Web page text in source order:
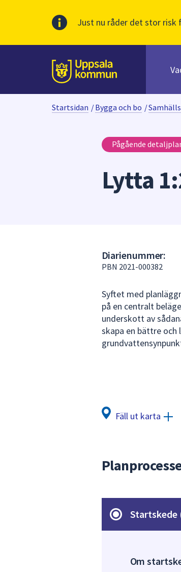
Just nu råder det stor risk
Till sidans
huvudinnehåll
innehåll
När
börjar
skriva
sökfältet
kommer
Använd
att
navigera
mellan
och
av
Startsidan /Bygga och bo /
Pågående
Lytta
Diarienummer:
PBN 2021-000382
Syftet med
på en centralt
underskott av
skapa en bättre
Fäll ut karta
Startskede
Om